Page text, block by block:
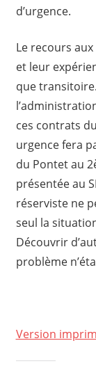
d’urgence.
Le recours
et leur
que
ces contrats
urgence fera
du Pontet au
présentée au
réserviste ne
seul la
Découvrir
problème
Version